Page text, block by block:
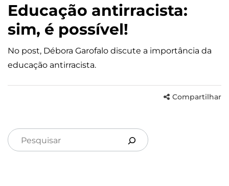
Educação antirracista:
sim, é possível!
No post, Débora Garofalo discute a importância da
educação antirracista.
Compartilhar